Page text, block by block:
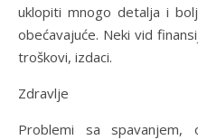
uklopiti mnogo detalja i
obećavajuće. Neki vid
troškovi, izdaci.
Zdravlje
Problemi sa spavanjem,